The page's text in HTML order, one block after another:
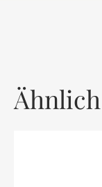
Ähnlich